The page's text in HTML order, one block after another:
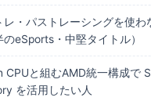
レ・パストレーシングを使わ
のeSports・中堅タイトル）
CPUと組むAMD統一構成で
を活用したい人